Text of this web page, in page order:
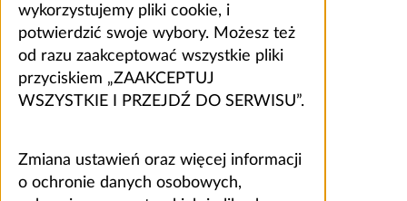
wykorzystujemy pliki cookie, i
potwierdzić swoje wybory. Możesz też
od razu zaakceptować wszystkie pliki
przyciskiem „ZAAKCEPTUJ
WSZYSTKIE I PRZEJDŹ DO SERWISU”.
Zmiana ustawień oraz więcej informacji
o ochronie danych osobowych,